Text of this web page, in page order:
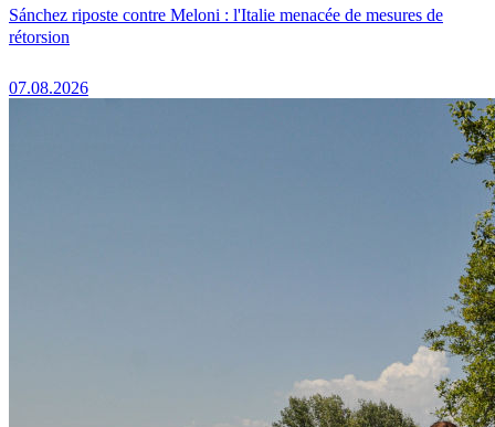
Sánchez riposte contre Meloni : l'Italie menacée de mesures de
rétorsion
07.08.2026